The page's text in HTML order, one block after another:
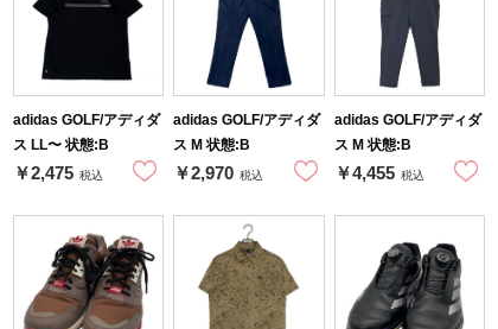
adidas GOLF/アディダ
ス LL〜 状態:B
￥2,475 税込
adidas GOLF/アディダ
ス M 状態:B
￥2,970 税込
adidas GOLF/アディダ
ス M 状態:B
￥4,455 税込